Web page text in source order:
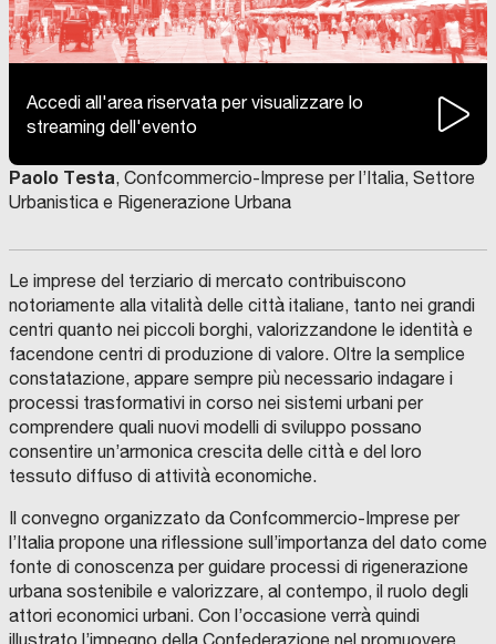
Accedi all'area riservata per visualizzare lo
streaming dell'evento
Paolo Testa, Confcommercio-Imprese per l’Italia, Settore
Urbanistica e Rigenerazione Urbana
Le imprese del terziario di mercato contribuiscono
notoriamente alla vitalità delle città italiane, tanto nei grandi
centri quanto nei piccoli borghi, valorizzandone le identità e
facendone centri di produzione di valore. Oltre la semplice
constatazione, appare sempre più necessario indagare i
processi trasformativi in corso nei sistemi urbani per
comprendere quali nuovi modelli di sviluppo possano
consentire un’armonica crescita delle città e del loro
tessuto diffuso di attività economiche.
Il convegno organizzato da Confcommercio-Imprese per
l’Italia propone una riflessione sull’importanza del dato come
fonte di conoscenza per guidare processi di rigenerazione
urbana sostenibile e valorizzare, al contempo, il ruolo degli
attori economici urbani. Con l’occasione verrà quindi
illustrato l’impegno della Confederazione nel promuovere